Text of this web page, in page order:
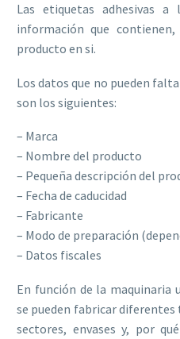
Las etiquetas adhesivas
información que
producto en si.
Los datos que no pueden
son los siguientes:
– Marca
– Nombre del producto
– Pequeña descripción del
– Fecha de caducidad
– Fabricante
– Modo de preparación
– Datos fiscales
En función de la maquinaria
se pueden fabricar
sectores, envases y, por